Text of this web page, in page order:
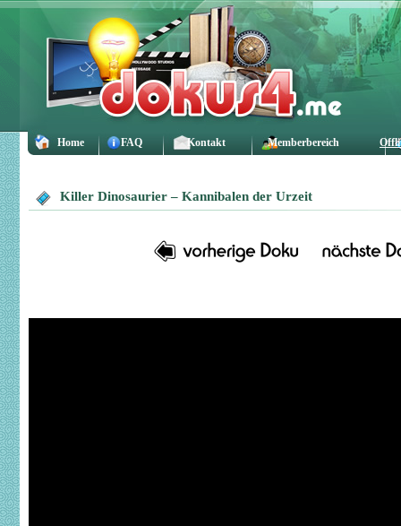
Home FAQ Kontakt Memberbereich
Killer Dinosaurier – Kannibalen der Urzeit